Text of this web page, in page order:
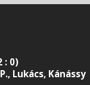
: 0)
Lukács, Kánássy